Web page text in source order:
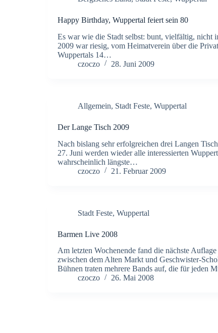
Happy Birthday, Wuppertal feiert sein 80
Es war wie die Stadt selbst: bunt, vielfältig, nicht
2009 war riesig, vom Heimatverein über die
Wuppertals 14…
czoczo
28. Juni 2009
Allgemein, Stadt Feste, Wuppertal
Der Lange Tisch 2009
Nach bislang sehr erfolgreichen drei Langen
27. Juni werden wieder alle interessierten
wahrscheinlich längste…
czoczo
21. Februar 2009
Stadt Feste, Wuppertal
Barmen Live 2008
Am letzten Wochenende fand die nächste
zwischen dem Alten Markt und Geschwister-
Bühnen traten mehrere Bands auf, die für jeden
czoczo
26. Mai 2008